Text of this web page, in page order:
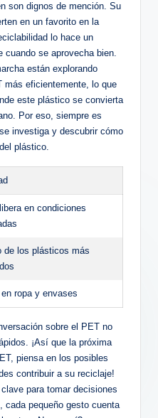
⁣son dignos de mención.⁣ Su‍
en un favorito ⁢en‍ la
lo hace ⁤un
cuando‍ se aprovecha ‌bien.
están explorando
más eficientemente, lo ⁤que
este plástico‌ se convierta
Por eso, siempre es
investiga y descubrir cómo
plástico.
en condiciones
de los plásticos ⁢más
ropa y‍ envases
sobre el PET ‌no
¡Así que ​la próxima
piensa en los⁢ posibles
contribuir a su reciclaje!
para tomar decisiones
cada pequeño gesto cuenta